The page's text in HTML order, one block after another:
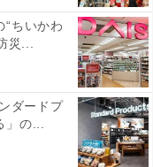
“ちいかわ
災...
ダードプ
の...